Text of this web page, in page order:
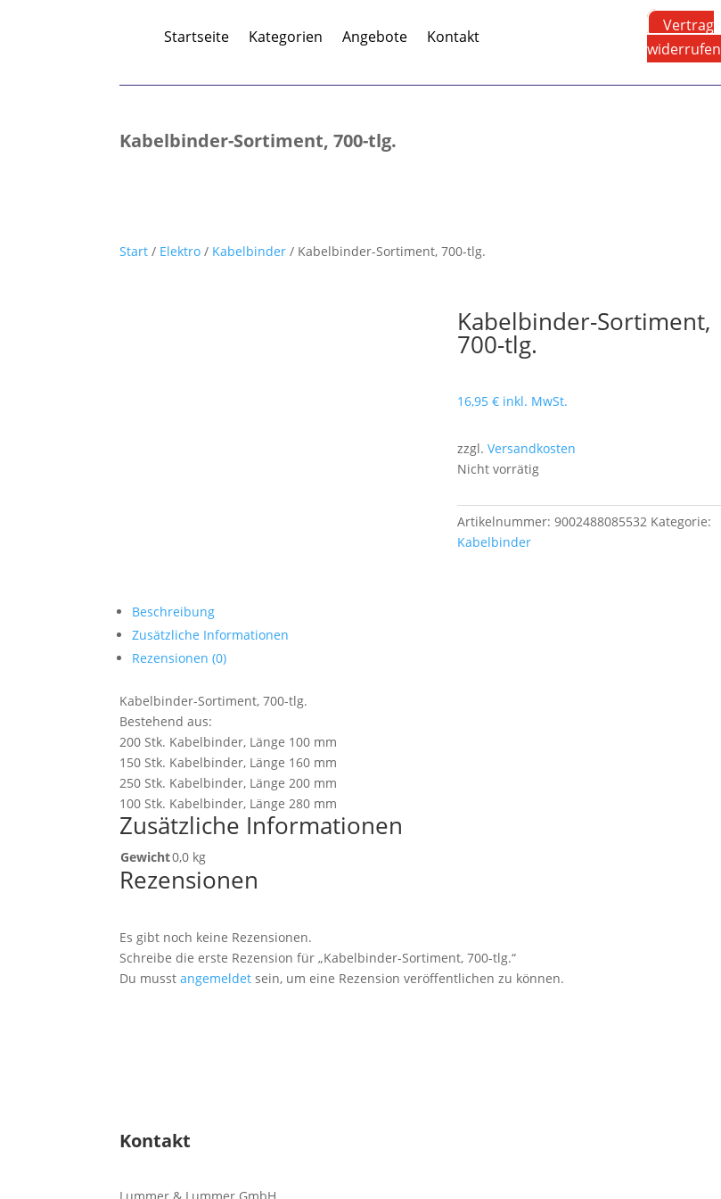
Startseite Kategorien Angebote Kontakt
Vertrag
widerrufen
Kabelbinder-Sortiment, 700-tlg.
Start / Elektro / Kabelbinder / Kabelbinder-Sortiment, 700-tlg.
Kabelbinder-Sortiment,
700-tlg.
16,95 € inkl. MwSt.
zzgl. Versandkosten
Nicht vorrätig
Artikelnummer: 9002488085532 Kategorie:
Kabelbinder
Beschreibung
Zusätzliche Informationen
Rezensionen (0)
Kabelbinder-Sortiment, 700-tlg.
Bestehend aus:
200 Stk. Kabelbinder, Länge 100 mm
150 Stk. Kabelbinder, Länge 160 mm
250 Stk. Kabelbinder, Länge 200 mm
100 Stk. Kabelbinder, Länge 280 mm
Zusätzliche Informationen
Gewicht0,0 kg
Rezensionen
Es gibt noch keine Rezensionen.
Schreibe die erste Rezension für „Kabelbinder-Sortiment, 700-tlg.“
Du musstangemeldet sein, um eine Rezension veröffentlichen zu können.
Kontakt